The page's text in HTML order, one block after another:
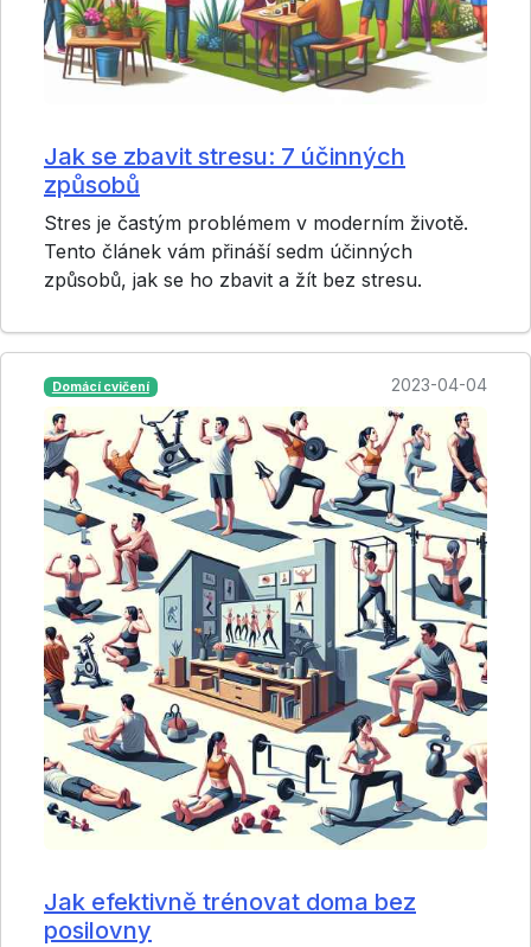
Jak se zbavit stresu: 7 účinných
způsobů
Stres je častým problémem v moderním životě.
Tento článek vám přináší sedm účinných
způsobů, jak se ho zbavit a žít bez stresu.
Domácí cvičení 2023-04-04
Jak efektivně trénovat doma bez
posilovny